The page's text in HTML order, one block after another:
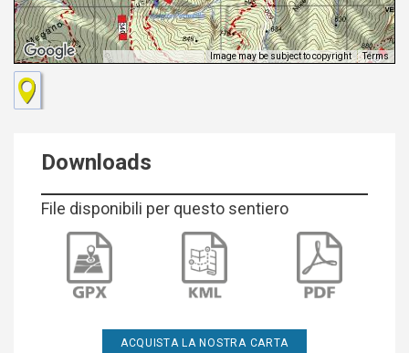
Image may be subject to copyright Terms
Downloads
File disponibili per questo sentiero
ACQUISTA LA NOSTRA CARTA